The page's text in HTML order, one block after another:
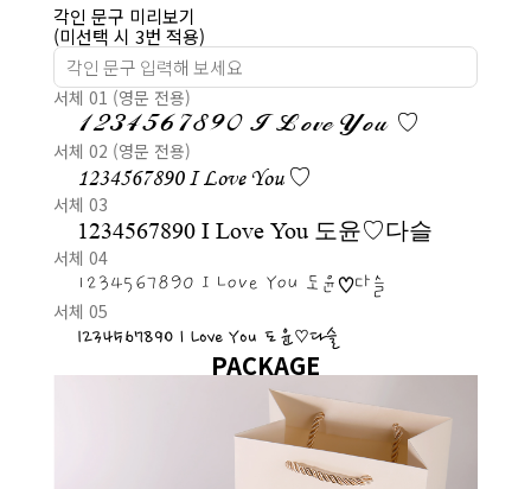
각인 문구 미리보기
(미선택 시 3번 적용)
서체 01 (영문 전용)
1234567890 I Love You ♡
서체 02 (영문 전용)
1234567890 I Love You ♡
서체 03
1234567890 I Love You 도윤♡다슬
서체 04
1234567890 I Love You 도윤♡다슬
서체 05
1234567890 I Love You 도윤♡다슬
PACKAGE